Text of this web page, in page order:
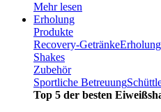
Mehr lesen
Erholung
Produkte
Recovery-Getränke
Shakes
Zubehör
Sportliche Betreuung
Top 5 der besten